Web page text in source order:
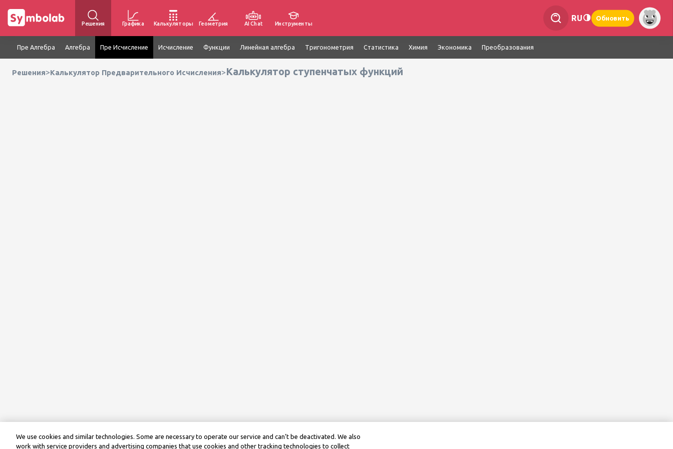
Решения Графика Калькуляторы Геометрия AI Chat Инструменты
RU Обновить
Пре Алгебра Алгебра Пре Исчисление Исчисление Функции Линейная алгебра Тригонометрия Статистика Химия Экономика Преобразования
Решения>Калькулятор Предварительного Исчисления>Калькулятор ступенчатых функций
We use cookies and similar technologies. Some are necessary to operate our service and can’t be deactivated. We also
work with service providers and advertising companies that use cookies and other tracking technologies to collect